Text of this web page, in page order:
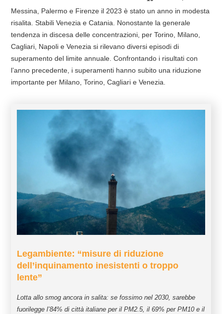
Messina, Palermo e Firenze il 2023 è stato un anno in modesta
risalita. Stabili Venezia e Catania. Nonostante la generale
tendenza in discesa delle concentrazioni, per Torino, Milano,
Cagliari, Napoli e Venezia si rilevano diversi episodi di
superamento del limite annuale. Confrontando i risultati con
l’anno precedente, i superamenti hanno subito una riduzione
importante per Milano, Torino, Cagliari e Venezia.
Legambiente: “misure di riduzione
dell’inquinamento inesistenti o troppo
lente”
Lotta allo smog ancora in salita: se fossimo nel 2030, sarebbe
fuorilegge l’84% di città italiane per il PM2.5, il 69% per PM10 e il